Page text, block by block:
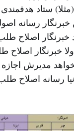
ستاد هدفمندی
رسانه
خبرنگار اصلاح
خبرنگار
مدیرش اجازه
رسانه اصلاح